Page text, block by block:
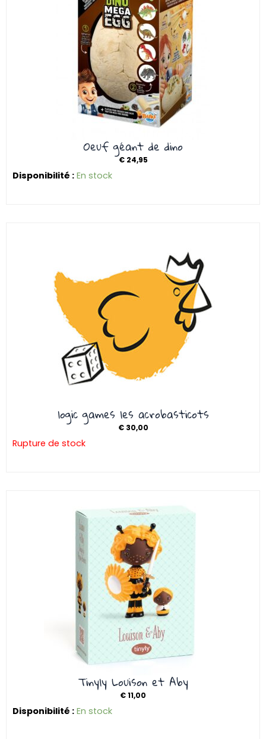
Oeuf géant de dino
€24,95
Disponibilité : En stock
logic games les acrobasticots
€30,00
Rupture de stock
Tinyly Louison et Aby
€11,00
Disponibilité : En stock